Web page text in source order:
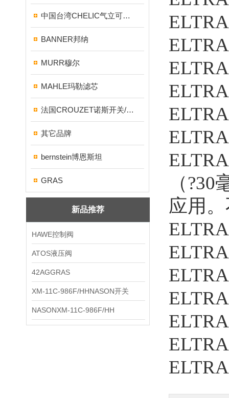
中国台湾CHELIC气立可气缸/电磁阀
BANNER邦纳
MURR穆尔
MAHLE玛勒滤芯
法国CROUZET诺斯开关/继电器
其它品牌
bernstein博恩斯坦
GRAS
新品推荐
HAWE控制阀
ATOS液压阀
42AGGRAS
XM-11C-986F/HHNASON开关
NASONXM-11C-986F/HH
（
应用